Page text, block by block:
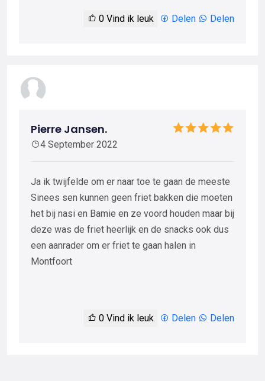
0 Vind ik leuk Delen Delen
Pierre Jansen.
4 September 2022
Ja ik twijfelde om er naar toe te gaan de meeste
Sinees sen kunnen geen friet bakken die moeten
het bij nasi en Bamie en ze voord houden maar bij
deze was de friet heerlijk en de snacks ook dus
een aanrader om er friet te gaan halen in
Montfoort
0 Vind ik leuk Delen Delen